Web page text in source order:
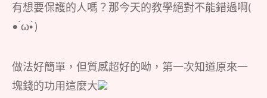
有想要保護的人嗎？那今天的教學絕對不能錯過啊(
• ̀ω•́ )
做法好簡單，但質感超好的呦，第一次知道原來一
塊錢的功用這麼大